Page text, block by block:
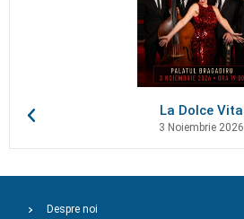
La Dolce Vita
3 Noiembrie 2026
Despre noi